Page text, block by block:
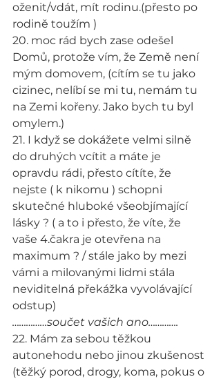
oženit/vdát, mít rodinu.(přesto po
rodině toužím )
20. moc rád bych zase odešel
Domů, protože vím, že Země není
mým domovem, (cítím se tu jako
cizinec, nelíbí se mi tu, nemám tu
na Zemi kořeny. Jako bych tu byl
omylem.)
21. I když se dokážete velmi silně
do druhých vcítit a máte je
opravdu rádi, přesto cítíte, že
nejste ( k nikomu ) schopni
skutečné hluboké všeobjímající
lásky ? ( a to i přesto, že víte, že
vaše 4.čakra je otevřena na
maximum ? / stále jako by mezi
vámi a milovanými lidmi stála
neviditelná překážka vyvolávající
odstup)
……………součet vašich ano………….
22. Mám za sebou těžkou
autonehodu nebo jinou zkušenost
(těžký porod, drogy, koma, pokus o